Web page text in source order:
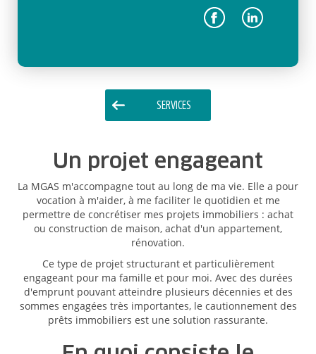
SERVICES
Un projet engageant
La MGAS m'accompagne tout au long de ma vie. Elle a pour
vocation à m'aider, à me faciliter le quotidien et me
permettre de concrétiser mes projets immobiliers : achat
ou construction de maison, achat d'un appartement,
rénovation.
Ce type de projet structurant et particulièrement
engageant pour ma famille et pour moi. Avec des durées
d'emprunt pouvant atteindre plusieurs décennies et des
sommes engagées très importantes, le cautionnement des
prêts immobiliers est une solution rassurante.